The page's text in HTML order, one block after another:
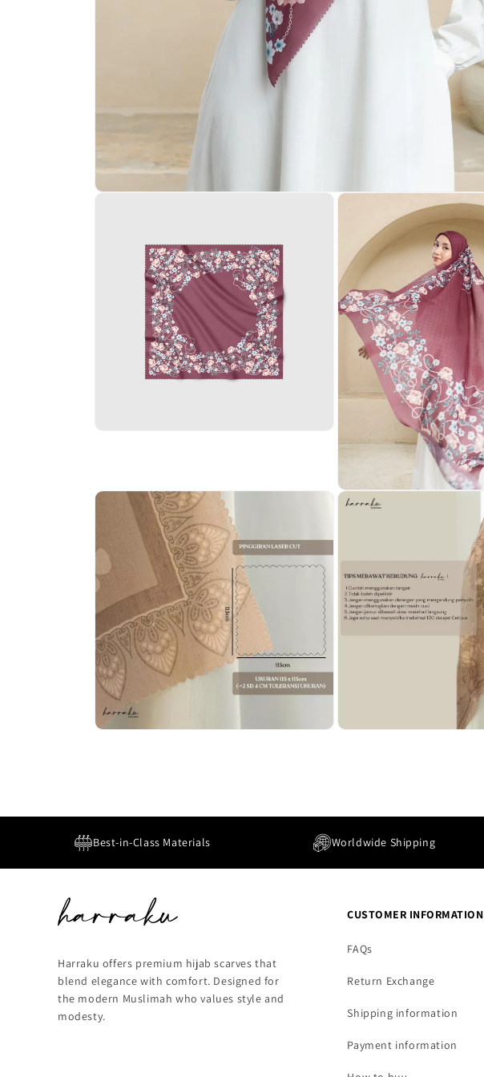
Best-in-Class Materials Worldwide Shipping
Harraku offers premium hijab scarves that
blend elegance with comfort. Designed for
the modern Muslimah who values style and
modesty.
CUSTOMER INFORMATION
FAQs
Return Exchange
Shipping information
Payment information